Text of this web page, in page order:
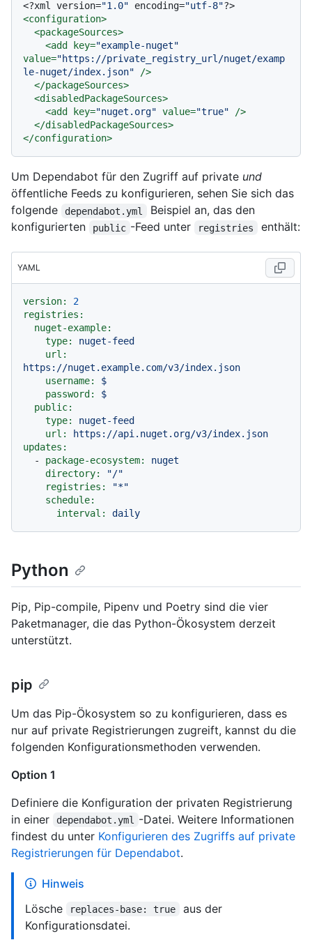
<?xml version="1.0" encoding="utf-8"?>
<configuration>
<packageSources>
<add key="example-nuget"
value="https://private_registry_url/nuget/examp
le-nuget/index.json" />
</packageSources>
<disabledPackageSources>
<add key="nuget.org" value="true" />
</disabledPackageSources>
</configuration>
Um Dependabot für den Zugriff auf private und
öffentliche Feeds zu konfigurieren, sehen Sie sich das
folgende
dependabot.yml
Beispiel an, das den
konfigurierten
public -Feed unter registries enthält:
YAML
version:
2
registries:
nuget-example:
type:
nuget-feed
url:
https://nuget.example.com/v3/index.json
username:
$
password:
$
public:
type:
nuget-feed
url:
https://api.nuget.org/v3/index.json
updates:
-
package-ecosystem:
nuget
directory:
"/"
registries:
"*"
schedule:
interval:
daily
Python
Pip, Pip-compile, Pipenv und Poetry sind die vier
Paketmanager, die das Python-Ökosystem derzeit
unterstützt.
pip
Um das Pip-Ökosystem so zu konfigurieren, dass es
nur auf private Registrierungen zugreift, kannst du die
folgenden Konfigurationsmethoden verwenden.
Option 1
Definiere die Konfiguration der privaten Registrierung
in einer
dependabot.yml
-Datei. Weitere Informationen
findest du unter Konfigurieren des Zugriffs auf private
Registrierungen für Dependabot.
Hinweis
Lösche
replaces-base: true
aus der
Konfigurationsdatei.